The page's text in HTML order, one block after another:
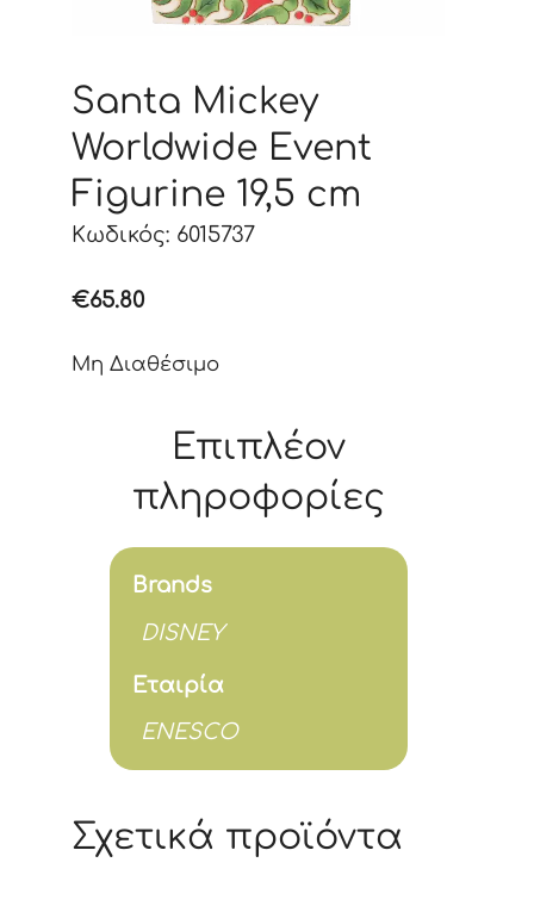
Santa Mickey
Worldwide Event
Figurine 19,5 cm
Κωδικός: 6015737
€65.80
Μη Διαθέσιμο
Επιπλέον
πληροφορίες
Brands
DISNEY
Εταιρία
ENESCO
Σχετικά προϊόντα